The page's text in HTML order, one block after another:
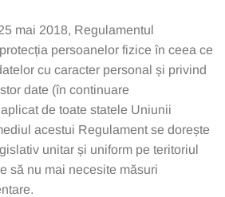
mai 2018, Regulamentul
persoanelor fizice în ceea ce
cu caracter personal și privind
date (în continuare
de toate statele Uniunii
acestui Regulament se dorește
unitar și uniform pe teritoriul
să nu mai necesite măsuri